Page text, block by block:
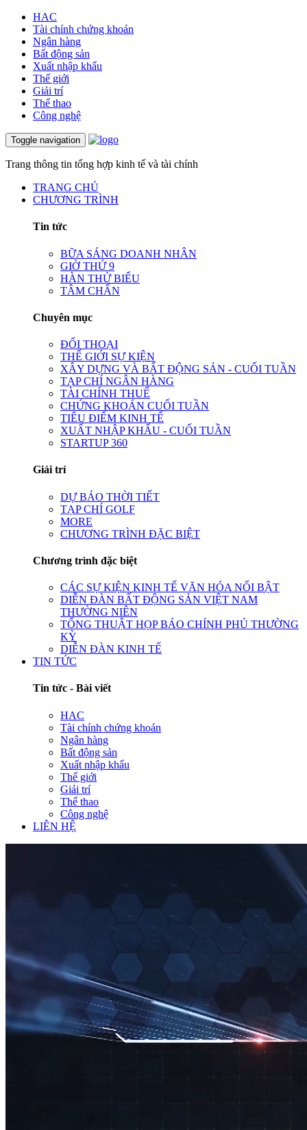
HAC
Tài chính chứng khoán
Ngân hàng
Bất động sản
Xuất nhập khẩu
Thế giới
Giải trí
Thể thao
Công nghệ
Toggle navigation
Trang thông tin tổng hợp kinh tế và tài chính
TRANG CHỦ
CHƯƠNG TRÌNH
Tin tức
BỮA SÁNG DOANH NHÂN
GIỜ THỨ 9
HÀN THỬ BIỂU
TÂM CHẤN
Chuyên mục
ĐỐI THOẠI
THẾ GIỚI SỰ KIỆN
XÂY DỰNG VÀ BẤT ĐỘNG SẢN - CUỐI TUẦN
TẠP CHÍ NGÂN HÀNG
TÀI CHÍNH THUẾ
CHỨNG KHOÁN CUỐI TUẦN
TIÊU ĐIỂM KINH TẾ
XUẤT NHẬP KHẨU - CUỐI TUẦN
STARTUP 360
Giải trí
DỰ BÁO THỜI TIẾT
TẠP CHÍ GOLF
MORE
CHƯƠNG TRÌNH ĐẶC BIỆT
Chương trình đặc biệt
CÁC SỰ KIỆN KINH TẾ VĂN HÓA NỔI BẬT
DIỄN ĐÀN BẤT ĐỘNG SẢN VIỆT NAM
THƯỜNG NIÊN
TỔNG THUẬT HỌP BÁO CHÍNH PHỦ THƯỜNG
KỲ
DIỄN ĐÀN KINH TẾ
TIN TỨC
Tin tức - Bài viết
HAC
Tài chính chứng khoán
Ngân hàng
Bất động sản
Xuất nhập khẩu
Thế giới
Giải trí
Thể thao
Công nghệ
LIÊN HỆ